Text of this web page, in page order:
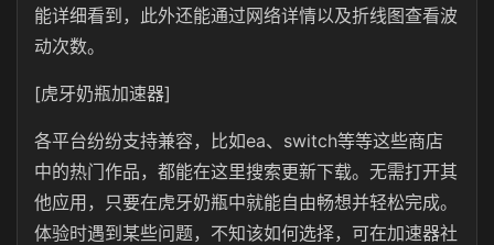
能详细看到，此外还能通过网络详情以及折线图查看波
动次数。
[虎牙奶瓶加速器]
各平台纷纷支持兼容，比如ea、switch等等这些商店
中的热门作品，都能在这里搜索更新下载。无需打开其
他应用，只要在虎牙奶瓶中就能自由畅想并轻松完成。
体验时遇到某些问题，不知该如何选择，可在加速器社